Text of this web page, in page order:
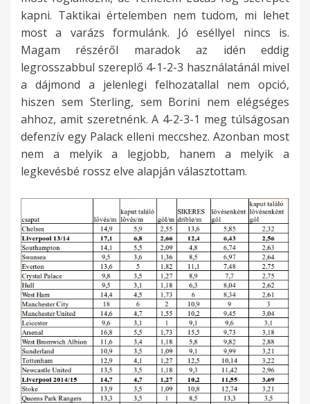
kapni. Taktikai értelemben nem tudom, mi lehet
most a varázs formulánk. Jó eséllyel nincs is.
Magam részéről maradok az idén eddig
legrosszabbul szereplő 4-1-2-3 használatánál mivel
a dájmond a jelenlegi felhozatallal nem opció,
hiszen sem Sterling, sem Borini nem elégséges
ahhoz, amit szeretnénk. A 4-2-3-1 meg túlságosan
defenzív egy Palack elleni meccshez. Azonban most
nem a melyik a legjobb, hanem a melyik a
legkevésbé rossz elve alapján választottam.